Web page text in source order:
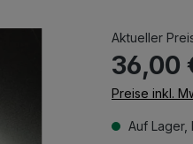
Aktueller
36,00
Preise inkl.
Auf Lager,